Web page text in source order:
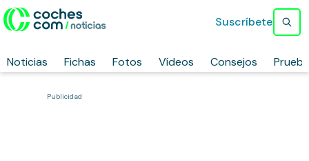
Noticias Fichas Fotos Vídeos Consejos
Suscríbete
Publicidad